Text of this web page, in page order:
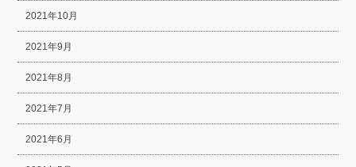
2021年10月
2021年9月
2021年8月
2021年7月
2021年6月